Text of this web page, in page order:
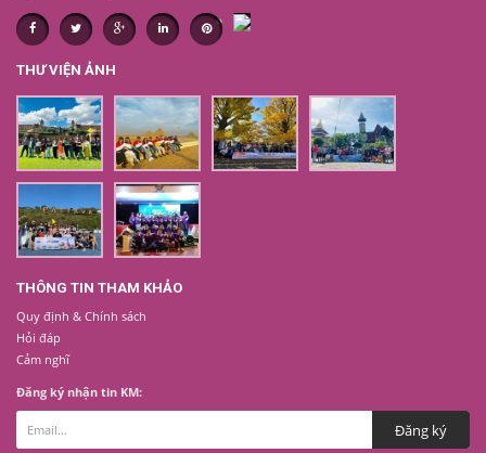
THƯ VIỆN ẢNH
THÔNG TIN THAM KHẢO
Quy định & Chính sách
Hỏi đáp
Cảm nghĩ
Đăng ký nhận tin KM: